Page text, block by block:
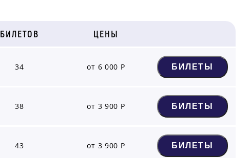
БИЛЕТОВ ЦЕНЫ
34 от 6 000 Р БИЛЕТЫ
38 от 3 900 Р БИЛЕТЫ
43 от 3 900 Р БИЛЕТЫ